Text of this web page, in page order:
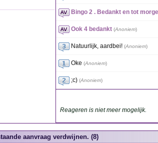
Bingo 2 . Bedankt en tot
Ook 4 bedankt (Anoniem)
Natuurlijk, aardbei! (Anoniem)
Oke (Anoniem)
;c) (Anoniem)
Reageren is niet meer mogelijk.
aanvraag verdwijnen. (8)